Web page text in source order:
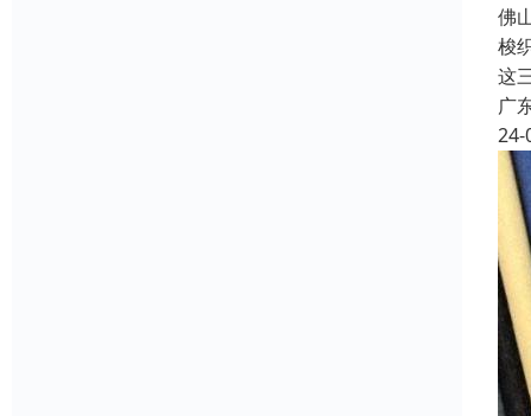
佛
梭
这
广
24-